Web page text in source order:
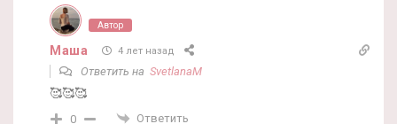
Автор
Маша 4 лет назад
Ответить на SvetlanaM
🥰🥰🥰
0 Ответить